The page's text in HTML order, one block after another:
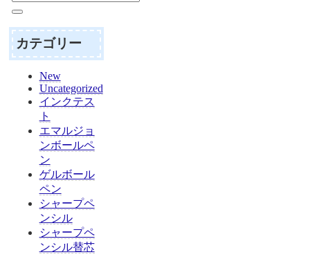
カテゴリー
New
Uncategorized
インクテス
ト
エマルジョ
ンボールペ
ン
ゲルボール
ペン
シャープペ
ンシル
シャープペ
ンシル替芯